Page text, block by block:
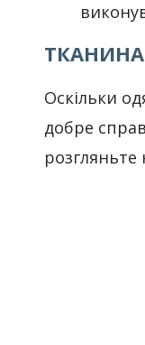
Оскільки
добре